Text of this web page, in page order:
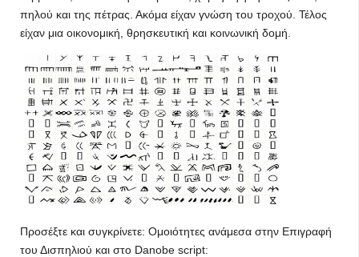
πηλού και της πέτρας. Ακόμα είχαν γνώση του τροχού. Τέλος
είχαν μια οικονομική, θρησκευτική και κοινωνική δομή.
Προσέξτε και συγκρίνετε: Ομοιότητες ανάμεσα στην Επιγραφή
του Δισπηλιού και στο Danobe script: